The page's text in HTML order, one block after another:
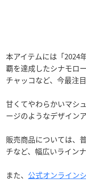
本アイテムには「2024
覇を達成したシナモロ
チャッコなど、今最注
甘くてやわらかいマシ
ージのようなデザイン
販売商品については、
チなど、幅広いライン
また、 公式オンライン